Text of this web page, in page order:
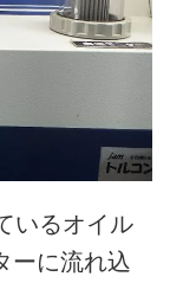
いるオイル
ーに流れ込